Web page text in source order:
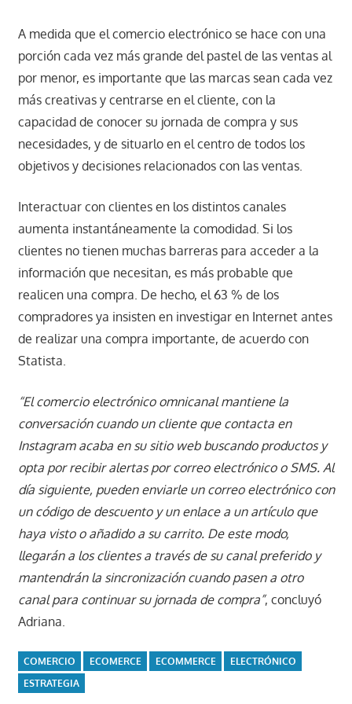
A medida que el comercio electrónico se hace con una
porción cada vez más grande del pastel de las ventas al
por menor, es importante que las marcas sean cada vez
más creativas y centrarse en el cliente, con la
capacidad de conocer su jornada de compra y sus
necesidades, y de situarlo en el centro de todos los
objetivos y decisiones relacionados con las ventas.
Interactuar con clientes en los distintos canales
aumenta instantáneamente la comodidad. Si los
clientes no tienen muchas barreras para acceder a la
información que necesitan, es más probable que
realicen una compra. De hecho, el 63 % de los
compradores ya insisten en investigar en Internet antes
de realizar una compra importante, de acuerdo con
Statista.
“El comercio electrónico omnicanal mantiene la
conversación cuando un cliente que contacta en
Instagram acaba en su sitio web buscando productos y
opta por recibir alertas por correo electrónico o SMS. Al
día siguiente, pueden enviarle un correo electrónico con
un código de descuento y un enlace a un artículo que
haya visto o añadido a su carrito. De este modo,
llegarán a los clientes a través de su canal preferido y
mantendrán la sincronización cuando pasen a otro
canal para continuar su jornada de compra”, concluyó
Adriana.
COMERCIO ECOMERCE ECOMMERCE
ELECTRÓNICO
ESTRATEGIA